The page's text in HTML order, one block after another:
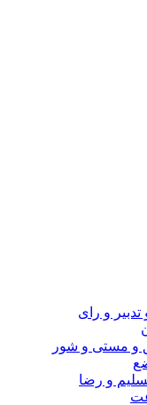
و رای
و مستی و شور
و رضا